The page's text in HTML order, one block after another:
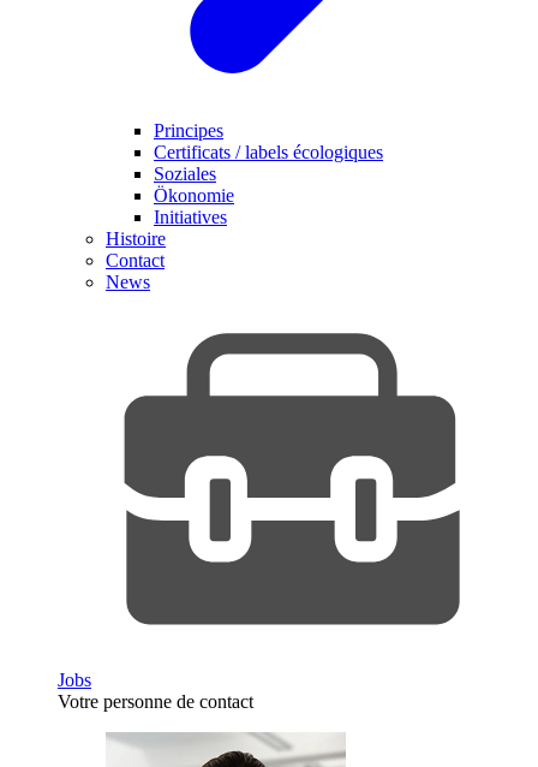
Principes
Certificats / labels écologiques
Soziales
Ökonomie
Initiatives
Histoire
Contact
News
Jobs
Votre personne de contact